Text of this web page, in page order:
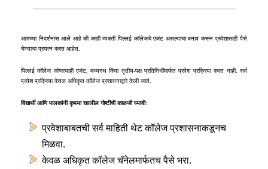
आमच्या निदर्शनास आले आहे की काही व्यक्ती पिल्लई कॉलेजचे एजंट असल्याचा बनाव करून प्रवेशासाठी पैसे
घेण्याचा प्रयत्न करत आहेत.
पिल्लई कॉलेज कोणत्याही एजंट, मध्यस्थ किंवा तृतीय-पक्ष प्रतिनिधींमार्फत प्रवेश प्रक्रिया करत नाही. सर्व
प्रवेश प्रक्रिया केवळ अधिकृत कॉलेज प्रशासनाद्वारे केली जाते.
विद्यार्थी आणि पालकांनी कृपया खालील गोष्टींची काळजी घ्यावी:
प्रवेशाबाबतची सर्व माहिती थेट कॉलेज प्रशासनाकडूनच
मिळवा.
केवळ अधिकृत कॉलेज चॅनेलमार्फतच पैसे भरा.